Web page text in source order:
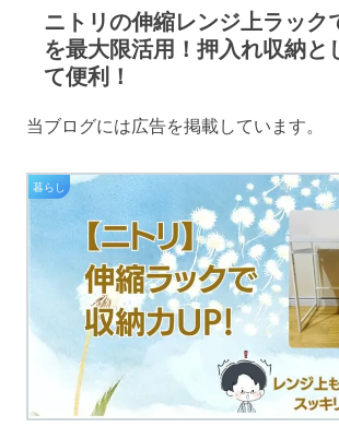
ニトリの伸縮レンジ上ラック
を最大限活用！押入れ収納と
て便利！
当ブログには広告を掲載しています。
暮らし